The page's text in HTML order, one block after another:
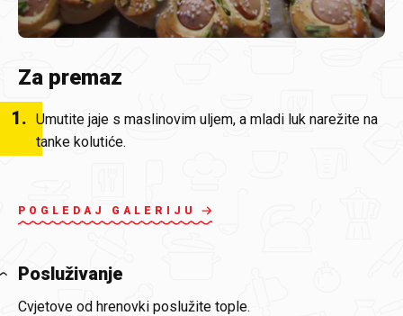
Za premaz
1. Umutite jaje s maslinovim uljem, a mladi luk narežite na
tanke kolutiće.
POGLEDAJ GALERIJU
Posluživanje
Cvjetove od hrenovki poslužite tople.